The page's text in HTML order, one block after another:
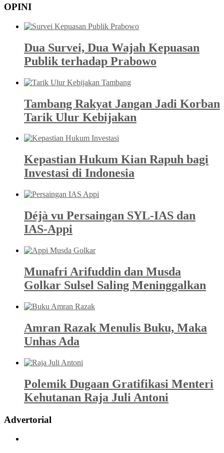
OPINI
Dua Survei, Dua Wajah Kepuasan
Publik terhadap Prabowo
Tambang Rakyat Jangan Jadi Korban
Tarik Ulur Kebijakan
Kepastian Hukum Kian Rapuh bagi
Investasi di Indonesia
Déjà vu Persaingan SYL-IAS dan
IAS-Appi
Munafri Arifuddin dan Musda
Golkar Sulsel Saling Meninggalkan
Amran Razak Menulis Buku, Maka
Unhas Ada
Polemik Dugaan Gratifikasi Menteri
Kehutanan Raja Juli Antoni
Advertorial